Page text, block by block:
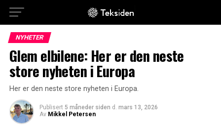
NYHETER
Glem elbilene: Her er den neste
store nyheten i Europa
Her er den neste store nyheten i Europa.
Publisert 5 måneder siden d. mars 13, 2026
Av Mikkel Petersen